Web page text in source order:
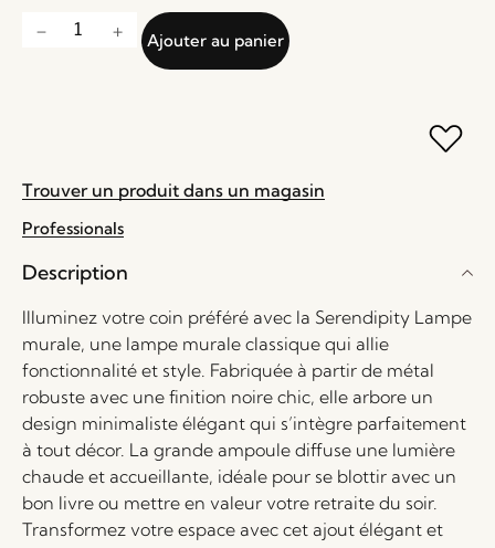
Ajouter au panier
Trouver un produit dans un magasin
Professionals
Description
Illuminez votre coin préféré avec la Serendipity Lampe
murale, une lampe murale classique qui allie
fonctionnalité et style. Fabriquée à partir de métal
robuste avec une finition noire chic, elle arbore un
design minimaliste élégant qui s’intègre parfaitement
à tout décor. La grande ampoule diffuse une lumière
chaude et accueillante, idéale pour se blottir avec un
bon livre ou mettre en valeur votre retraite du soir.
Transformez votre espace avec cet ajout élégant et